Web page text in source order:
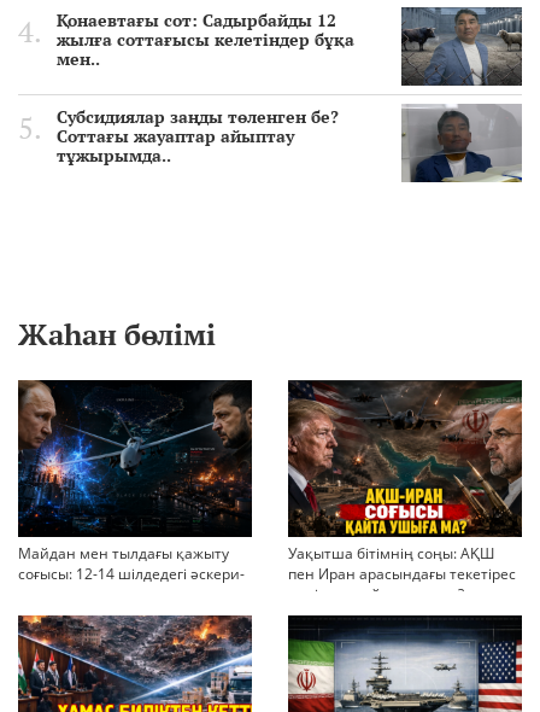
Қонаевтағы сот: Садырбайды 12
жылға соттағысы келетіндер бұқа
мен..
Субсидиялар заңды төленген бе?
Соттағы жауаптар айыптау
тұжырымда..
Жаһан бөлімі
Майдан мен тылдағы қажыту
соғысы: 12-14 шілдедегі әскери-
Уақытша бітімнің соңы: АҚШ
пен Иран арасындағы текетірес
неліктен қайта ушықты?